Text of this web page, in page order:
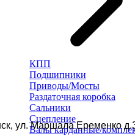
ул. Маршала Еременко
КПП
Подшипники
Приводы/Мосты
Раздаточная коробка
Сальники
Сцепление
Валы карданные/